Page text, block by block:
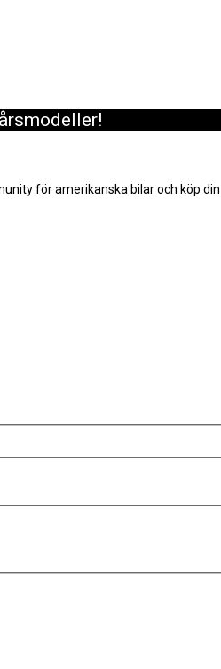
för amerikanska bilar och köp